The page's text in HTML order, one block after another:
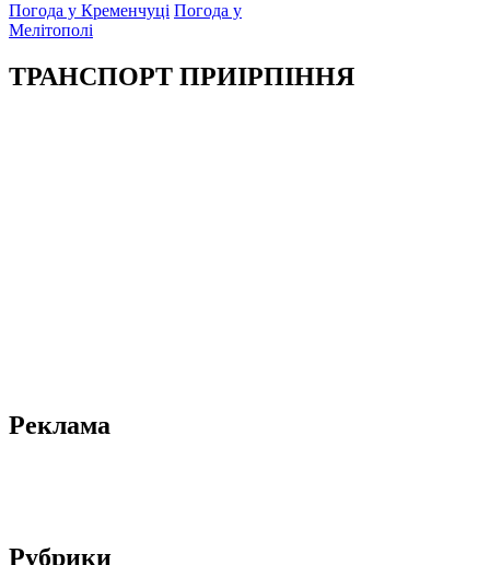
Погода у Кременчуці Погода у
Мелітополі
ТРАНСПОРТ ПРИІРПІННЯ
Реклама
Рубрики